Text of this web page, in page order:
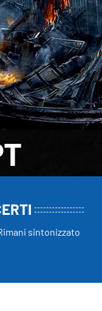
sintonizzato